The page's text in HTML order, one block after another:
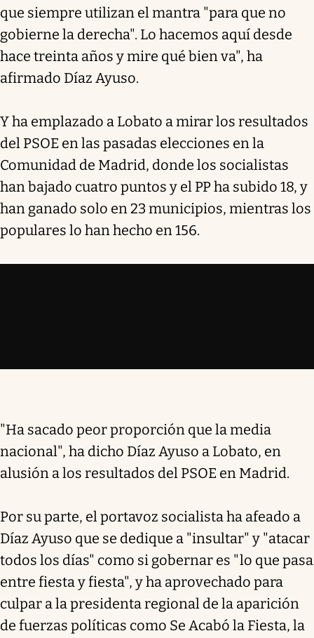
que siempre utilizan el mantra "para que no
gobierne la derecha". Lo hacemos aquí desde
hace treinta años y mire qué bien va", ha
afirmado Díaz Ayuso.
Y ha emplazado a Lobato a mirar los resultados
del PSOE en las pasadas elecciones en la
Comunidad de Madrid, donde los socialistas
han bajado cuatro puntos y el PP ha subido 18, y
han ganado solo en 23 municipios, mientras los
populares lo han hecho en 156.
"Ha sacado peor proporción que la media
nacional", ha dicho Díaz Ayuso a Lobato, en
alusión a los resultados del PSOE en Madrid.
Por su parte, el portavoz socialista ha afeado a
Díaz Ayuso que se dedique a "insultar" y "atacar
todos los días" como si gobernar es "lo que pasa
entre fiesta y fiesta", y ha aprovechado para
culpar a la presidenta regional de la aparición
de fuerzas políticas como Se Acabó la Fiesta, la